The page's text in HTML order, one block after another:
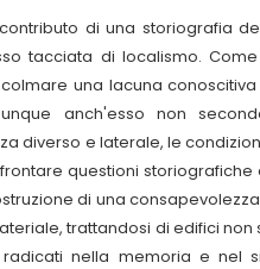
di una storiografia
tacciata di localismo.
una lacuna
anch'esso non
diverso e laterale, le
questioni storiografiche
di una
trattandosi di edifici non
nella memoria e nel